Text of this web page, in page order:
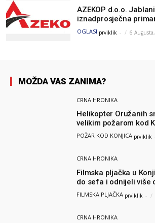
AZEKOP d.o.o.
iznadprosječna
slobodni, traži se više
OGLASI prviklik - 6
MOŽDA VAS ZANIMA?
CRNA HRONIKA
Helikopter Oružanih
velikim požarom kod
i Air Tractor
POŽAR KOD KONJICA prviklik
CRNA HRONIKA
Filmska pljačka u
do sefa i odnijeli više
FILMSKA PLJAČKA prviklik -
CRNA HRONIKA